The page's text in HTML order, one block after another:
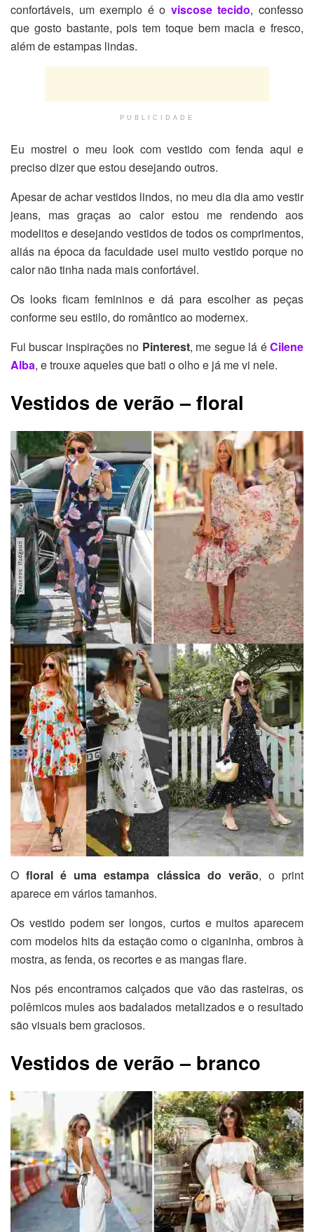
confortáveis, um exemplo é o viscose tecido, confesso
que gosto bastante, pois tem toque bem macia e fresco,
além de estampas lindas.
PUBLICIDADE
Eu mostrei o meu look com vestido com fenda aqui e
preciso dizer que estou desejando outros.
Apesar de achar vestidos lindos, no meu dia dia amo vestir
jeans, mas graças ao calor estou me rendendo aos
modelitos e desejando vestidos de todos os comprimentos,
aliás na época da faculdade usei muito vestido porque no
calor não tinha nada mais confortável.
Os looks ficam femininos e dá para escolher as peças
conforme seu estilo, do romântico ao modernex.
Fui buscar inspirações no Pinterest, me segue lá éCilene
Alba, e trouxe aqueles que bati o olho e já me vi nele.
Vestidos de verão – floral
Ofloral é uma estampa clássica do verão, o print
aparece em vários tamanhos.
Os vestido podem ser longos, curtos e muitos aparecem
com modelos hits da estação como o ciganinha, ombros à
mostra, as fenda, os recortes e as mangas flare.
Nos pés encontramos calçados que vão das rasteiras, os
polêmicos mules aos badalados metalizados e o resultado
são visuais bem graciosos.
Vestidos de verão – branco